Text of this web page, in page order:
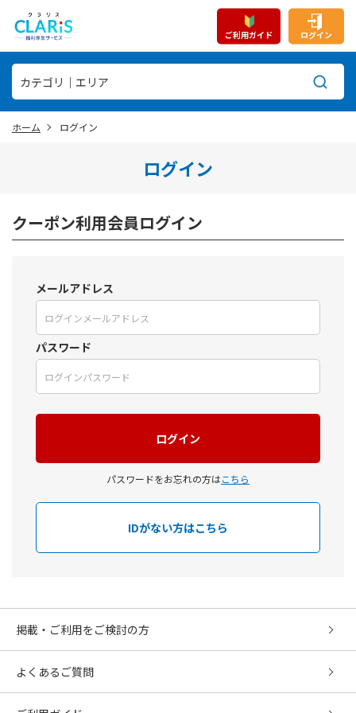
ご利用ガイド ログイン
ホーム ログイン
ログイン
クーポン利用会員ログイン
メールアドレス
パスワード
パスワードをお忘れの方はこちら
IDがない方はこちら
掲載・ご利用をご検討の方
よくあるご質問